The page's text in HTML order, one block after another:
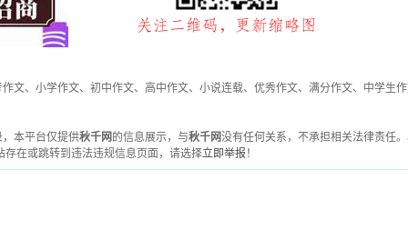
文、小学作文、初中作文、高中作文、小说连载、优秀作文、满分作文、中学生
，本平台仅提供秋千网 的信息展示，与秋千网没有任何关系，不承担相关法律责任
在或跳转到违法违规信息页面，请选择立即举报 ！